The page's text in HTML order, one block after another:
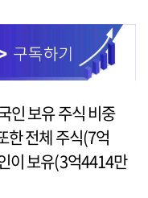
인 보유 주식 비중
한 전체 주식(7억
이 보유(3억4414만